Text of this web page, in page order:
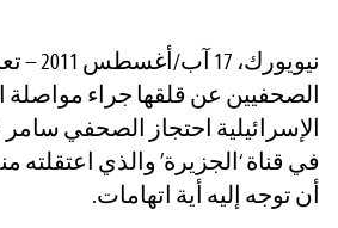
الصحفيين عن قلقها جراء
الإسرائيلية احتجاز الصحفي
في قناة ‘الجزيرة’ والذي اعتقلته
أن توجه إليه أية اتهامات.